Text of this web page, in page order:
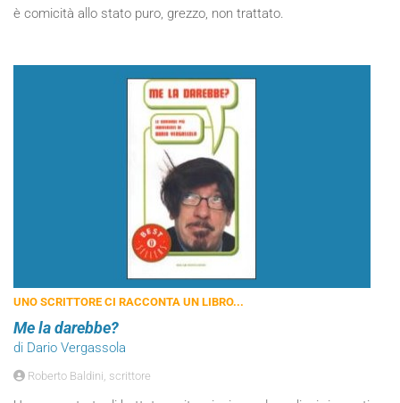
è comicità allo stato puro, grezzo, non trattato.
UNO SCRITTORE CI RACCONTA UN LIBRO...
Me la darebbe?
di Dario Vergassola
Roberto Baldini, scrittore